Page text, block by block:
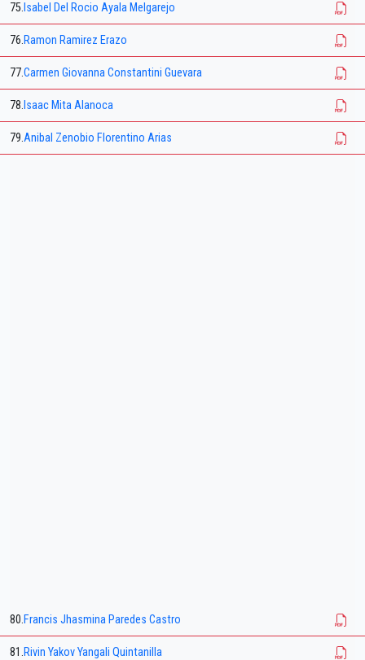
75. Isabel Del Rocio Ayala Melgarejo
76.Ramon Ramirez Erazo
77.Carmen Giovanna Constantini Guevara
78. Isaac Mita Alanoca
79.Anibal Zenobio Florentino Arias
80.Francis Jhasmina Paredes Castro
81.Rivin Yakov Yangali Quintanilla